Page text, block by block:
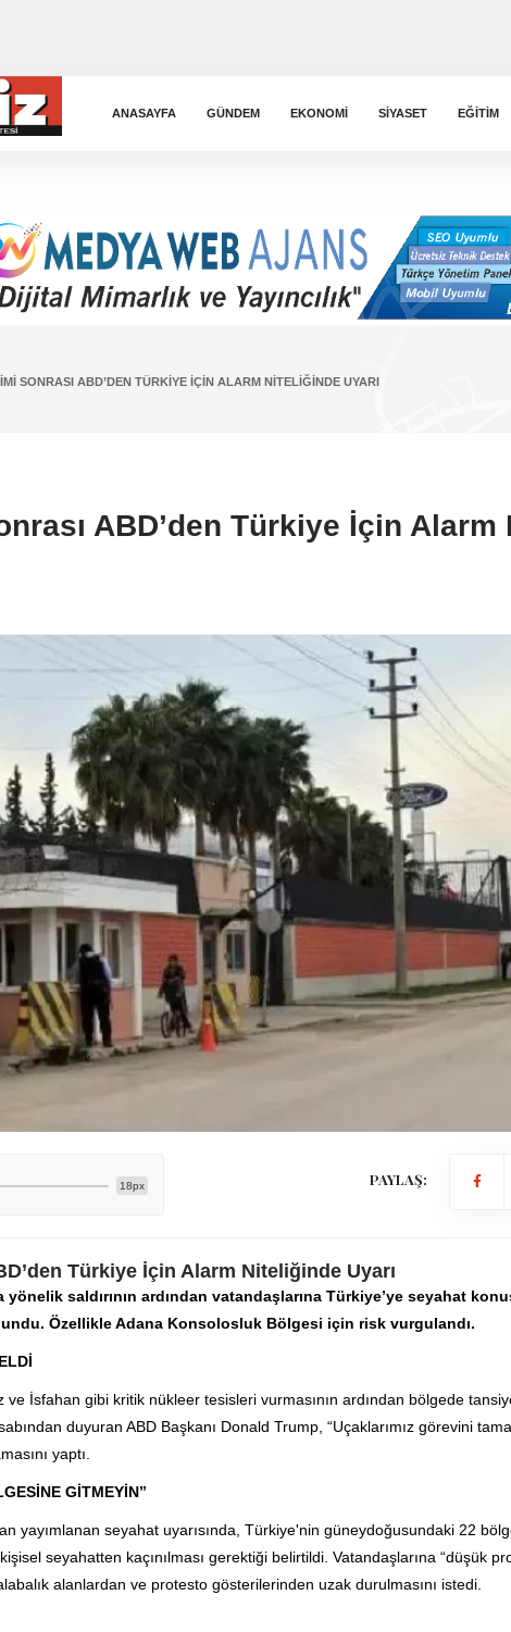
ANASAYFA GÜNDEM EKONOMI SIYASET EĞITIM
SONRASI ABD’DEN TÜRKIYE İÇIN ALARM NITELIĞINDE UYARI
ABD’den Türkiye İçin
18px PAYLAŞ:
Türkiye İçin Alarm Niteliğinde Uyarı
yönelik saldırının ardından vatandaşlarına Türkiye’ye seyahat
Özellikle Adana Konsolosluk Bölgesi için risk vurgulandı.
ve İsfahan gibi kritik nükleer tesisleri vurmasının ardından bölgede
duyuran ABD Başkanı Donald Trump, “Uçaklarımız görevini
yaptı.
GİTMEYİN”
yayımlanan seyahat uyarısında, Türkiye'nin güneydoğusundaki 22
seyahatten kaçınılması gerektiği belirtildi. Vatandaşlarına “düşük
alanlardan ve protesto gösterilerinden uzak durulmasını istedi.
CHP'li
2026-